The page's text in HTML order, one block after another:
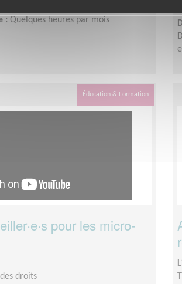
: Quelques heures par mois
Éducation & Formation
pour les micro-
droits